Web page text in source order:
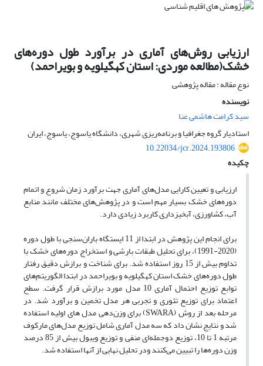
ارزیابی روش‌های آماری در برآورد طول دوره‌های
خشک(مطالعه موردی: استان کهگیلویه و بویراحمد)
نوع مقاله : مقاله پژوهشی
نویسنده
سید کرامت هاشمی عنا
استادیار گروه جغرافیا و برنامه‌ریزی شهری، دانشگاه یاسوج، یاسوج، ایران
10.22034/jcr.2024.193806
چکیده
ارزیابی و تعیین کارایی مدل‌های آماری جهت برآورد زمان شروع و اتمام
دوره‌های خشک بسیار مهم است و در پژوهش‌های مختلف مانند منابع
آب، کشاورزی، آبخیزداری کاربرد زیادی دارد.
برای انجام این پژوهش در ابتدا از 11 ایستگاه باران‌سنجی با طول دوره
(2020-1991)، برای تحلیل طبقات بارشی و استخراج دوره‌های خشک با
تداوم بیش از 15 روز استفاده شد. برای شناخت و برازش دقیق رفتار
طول دوره‌های خشک استان کهگیلویه و بویراحمد در ابتدا الگوریتم‌های
توابع توزیع احتمال آماری 10 مدل مورد برازش قرار گرفت. سطح
اعتماد برای توزیع تئوری و تجربی هر مدل تخمین و برآورد شد. در
مرحله بعد از روش (SWARA) برای وزن‌دهی مدل‌ های اولیه استفاده
شد و نتایج نشان داد که سه مدل آماری شامل توزیع مدل‌های مارکوف
مرتبه 1 تا 10، توزیع دوجمله‌ای منفی و توزیع ویبول بیش از 85 درصد
وزن دوره‌ها را تبیین می‌کنند ودر تحلیل نهایی از آنها استفاده شد.